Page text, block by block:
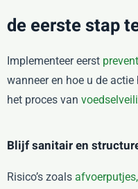
de eerste stap
Implementeer eerst
wanneer en hoe u de
het proces van
Blijf sanitair en
Risico’s zoals afvoerputjes,